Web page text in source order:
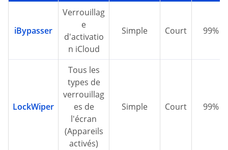
iBypasser
Verrouillag
e
d'activatio
n iCloud
Simple Court 99%
LockWiper
Tous les
types de
verrouillag
es de
l'écran
(Appareils
activés)
Simple Court 99%